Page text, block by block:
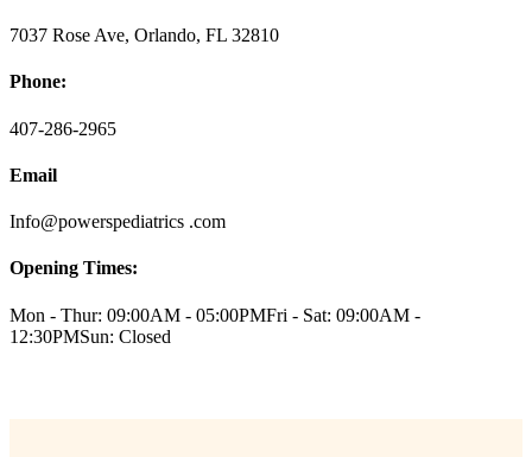
7037 Rose Ave, Orlando, FL 32810
Phone:
407-286-2965
Email
Info@powerspediatrics .com
Opening Times:
Mon - Thur: 09:00AM - 05:00PMFri - Sat: 09:00AM -
12:30PMSun: Closed